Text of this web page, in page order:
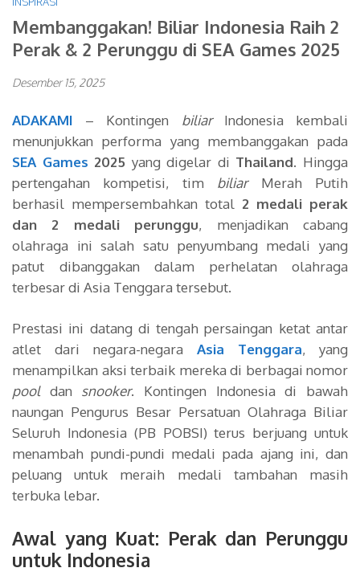
Membanggakan! Biliar Indonesia Raih 2
Perak & 2 Perunggu di SEA Games 2025
Desember 15, 2025
ADAKAMI – Kontingen biliarIndonesia kembali
menunjukkan performa yang membanggakan pada
SEA Games 2025 yang digelar di Thailand. Hingga
pertengahan kompetisi, tim biliarMerah Putih
berhasil mempersembahkan total 2 medali perak
dan 2 medali perunggu, menjadikan cabang
olahraga ini salah satu penyumbang medali yang
patut dibanggakan dalam perhelatan olahraga
terbesar di Asia Tenggara tersebut.
Prestasi ini datang di tengah persaingan ketat antar
atlet dari negara-negara Asia Tenggara, yang
menampilkan aksi terbaik mereka di berbagai nomor
pooldan snooker. Kontingen Indonesia di bawah
naungan Pengurus Besar Persatuan Olahraga Biliar
Seluruh Indonesia (PB POBSI) terus berjuang untuk
menambah pundi-pundi medali pada ajang ini, dan
peluang untuk meraih medali tambahan masih
terbuka lebar.
Awal yang Kuat: Perak dan Perunggu
untuk Indonesia